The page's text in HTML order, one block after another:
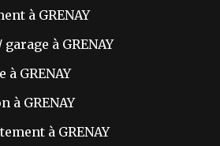
à GRENAY
à GRENAY
GRENAY
à GRENAY
à GRENAY